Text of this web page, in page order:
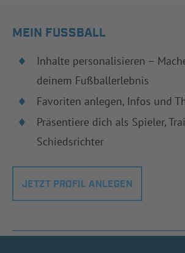
MEIN FUSSBALL
Inhalte personalisieren –
deinem Fußballerlebnis
Favoriten anlegen, Infos und
Präsentiere dich als Spieler,
Schiedsrichter
JETZT PROFIL ANLEGEN